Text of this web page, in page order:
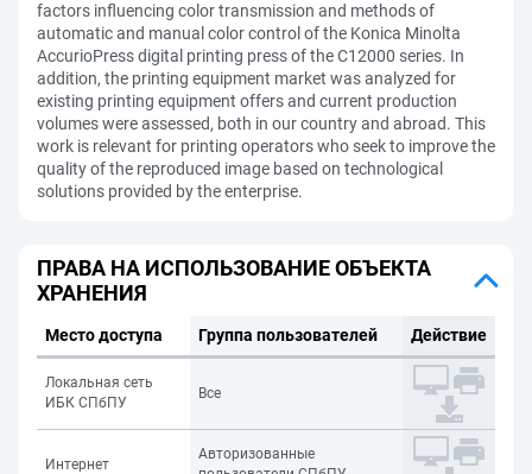
factors influencing color transmission and methods of
automatic and manual color control of the Konica Minolta
AccurioPress digital printing press of the C12000 series. In
addition, the printing equipment market was analyzed for
existing printing equipment offers and current production
volumes were assessed, both in our country and abroad. This
work is relevant for printing operators who seek to improve the
quality of the reproduced image based on technological
solutions provided by the enterprise.
ПРАВА НА ИСПОЛЬЗОВАНИЕ ОБЪЕКТА
ХРАНЕНИЯ
Место доступа Группа пользователей Действие
Локальная сеть
ИБК СПбПУ
Все
Интернет
Авторизованные